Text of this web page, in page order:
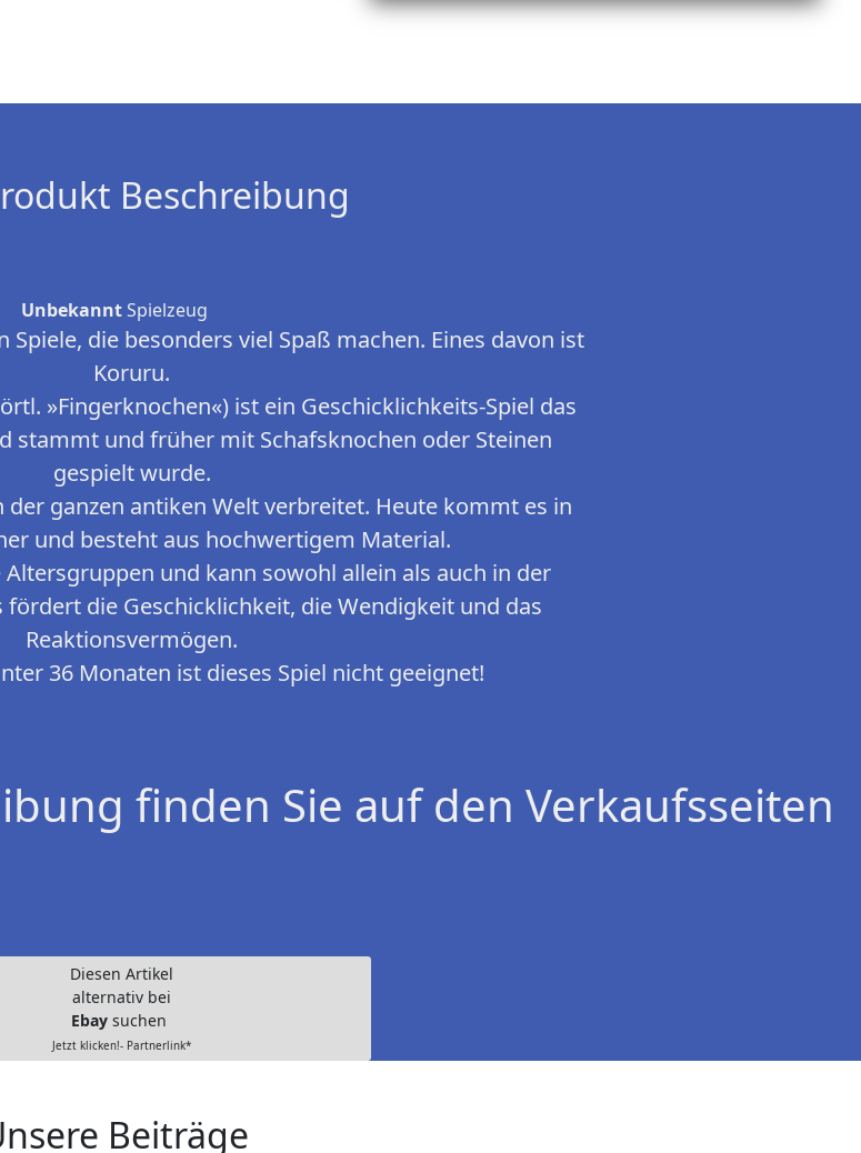
Beschreibung
UnbekanntSpielzeug
die besonders viel Spaß machen. Eines davon ist
Koruru.
»Fingerknochen«) ist ein Geschicklichkeits-Spiel das
stammt und früher mit Schafsknochen oder Steinen
gespielt wurde.
der ganzen antiken Welt verbreitet. Heute kommt es in
und besteht aus hochwertigem Material.
Altersgruppen und kann sowohl allein als auch in der
fördert die Geschicklichkeit, die Wendigkeit und das
Reaktionsvermögen.
36 Monaten ist dieses Spiel nicht geeignet!
finden Sie auf den Verkaufsseiten
Diesen Artikel
alternativ bei
Ebay suchen
Jetzt klicken!- Partnerlink*
Beiträge